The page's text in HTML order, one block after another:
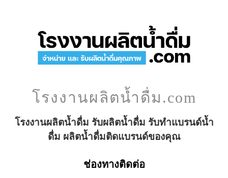
โรงงานผลิตน้ำดื่ม.com
โรงงานผลิตน้ำดื่ม รับผลิตน้ำดื่ม รับทำแบรนด์น้ำ
ดื่ม ผลิตน้ำดื่มติดแบรนด์ของคุณ
ช่องทางติดต่อ